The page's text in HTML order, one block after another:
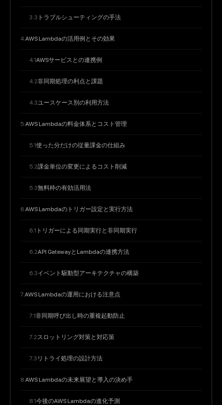
トラブルシューティングの手法
AWS Lambdaの活用例とその効果
AWSサービスとの連携例
非同期処理の利点と課題
ユースケース別の利用方法
AWS Lambdaの料金体系とコスト管理
使った分だけの従量課金の仕組み
課金単位の変更によるコスト削減
無料枠の有効活用法
AWS Lambdaのトリガー設定と実行方法
トリガーによる同期実行と非同期実行
API GatewayとLambdaの連携方法
イベント駆動型アーキテクチャの構築
AWS Lambdaの運用における注意点
非同期呼び出し時の重複起動防止
スロットリング対策と対応策
リトライ処理の設計方法
AWS Lambdaの未来展望と導入の決め手
今後のAWS Lambdaの進化予測